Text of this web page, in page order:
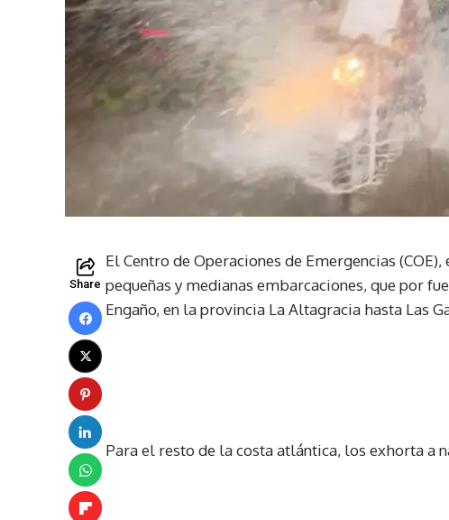
Share
El Centro de Operaciones de Emergencias
pequeñas y medianas embarcaciones, que por
Engaño, en la provincia La Altagracia hasta Las
Para el resto de la costa atlántica, los exhorta a